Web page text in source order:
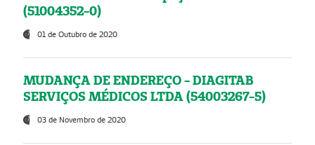
(51004352-0)
01 de Outubro de 2020
MUDANÇA DE ENDEREÇO - DIAGITAB
SERVIÇOS MÉDICOS LTDA (54003267-5)
03 de Novembro de 2020